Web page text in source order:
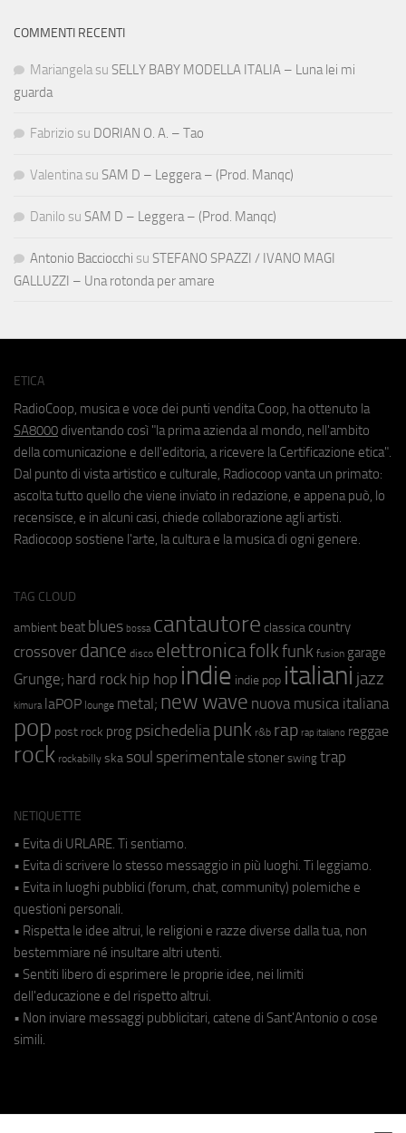
COMMENTI RECENTI
Mariangela su SELLY BABY MODELLA ITALIA – Luna lei mi
guarda
Fabrizio su DORIAN O. A. – Tao
Valentina su SAM D – Leggera – (Prod. Manqc)
Danilo su SAM D – Leggera – (Prod. Manqc)
Antonio Bacciocchi su STEFANO SPAZZI / IVANO MAGI
GALLUZZI – Una rotonda per amare
ETICA
RadioCoop, musica e voce dei punti vendita Coop, ha ottenuto la
SA8000 diventando così "la prima azienda al mondo, nell'ambito
della comunicazione e dell'editoria, a ricevere la Certificazione etica".
Dal punto di vista artistico e culturale, Radiocoop vanta un primato:
ascolta tutto quello che viene inviato in redazione, e appena può, lo
recensisce, e in alcuni casi, chiede collaborazione agli artisti.
Radiocoop sostiene l'arte, la cultura e la musica di ogni genere.
TAG CLOUD
ambient beat blues bossa cantautore classica country
crossover dance disco elettronicafolkfunk fusion garage
Grunge; hard rock hip hop indie indie pop italiani jazz
kimura laPOP lounge metal; new wave nuova musica italiana
pop post rock prog psichedeliapunk r&b rap rap italiano reggae
rock rockabilly ska soul sperimentale stoner swing trap
NETIQUETTE
• Evita di URLARE. Ti sentiamo.
• Evita di scrivere lo stesso messaggio in più luoghi. Ti leggiamo.
• Evita in luoghi pubblici (forum, chat, community) polemiche e
questioni personali.
• Rispetta le idee altrui, le religioni e razze diverse dalla tua, non
bestemmiare né insultare altri utenti.
• Sentiti libero di esprimere le proprie idee, nei limiti
dell'educazione e del rispetto altrui.
• Non inviare messaggi pubblicitari, catene di Sant'Antonio o cose
simili.